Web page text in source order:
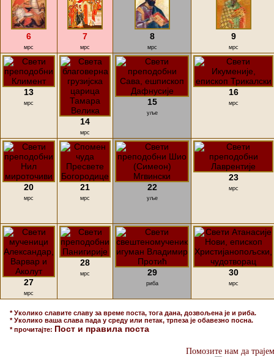
6
мрс
7
мрс
8
мрс
9
мрс
13
мрс
14
мрс
15
уље
16
мрс
20
мрс
21
мрс
22
уље
23
мрс
27
мрс
28
мрс 29
риба
30
мрс
* Уколико славите славу за време поста, тога дана, дозвољена је и риба.
* Уколико ваша слава пада у среду или петак, трпеза је обавезно посна.
* прочитајте: Пост и правила поста
Помозите нам да